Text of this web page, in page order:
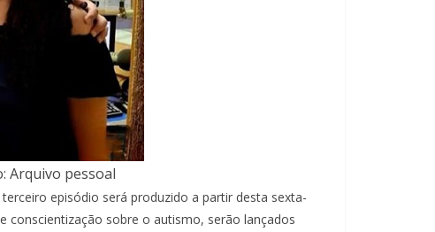
Arquivo pessoal
episódio será produzido a partir desta sexta-
conscientização sobre o autismo, serão lançados